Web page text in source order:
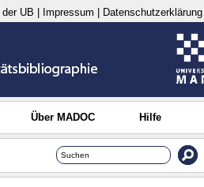
UB Impressum Datenschutzerklärung
Über MADOC Hilfe